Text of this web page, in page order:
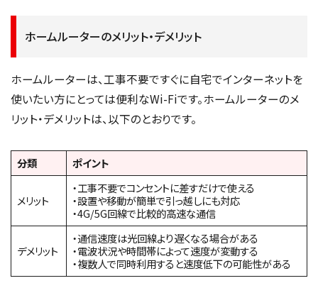
ホームルーターのメリット・デメリット
ホームルーターは、工事不要ですぐに自宅でインターネットを
使いたい方にとっては便利なWi-Fiです。ホームルーターのメ
リット・デメリットは、以下のとおりです。
分類 ポイント
メリット
・工事不要でコンセントに差すだけで使える
・設置や移動が簡単で引っ越しにも対応
・4G/5G回線で比較的高速な通信
デメリット
・通信速度は光回線より遅くなる場合がある
・電波状況や時間帯によって速度が変動する
・複数人で同時利用すると速度低下の可能性がある